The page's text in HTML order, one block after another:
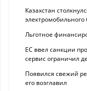
Казахстан
электромобильного
Льготное
ЕС ввел санкции
сервис ограничил
Появился свежий
его возглавил